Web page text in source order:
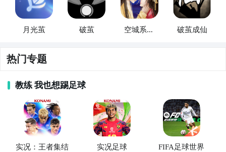
月光茧 破茧
空城系列
破茧成仙
热门专题
教练 我也想踢足球
实况：王者集结 实况足球 FIFA足球世界